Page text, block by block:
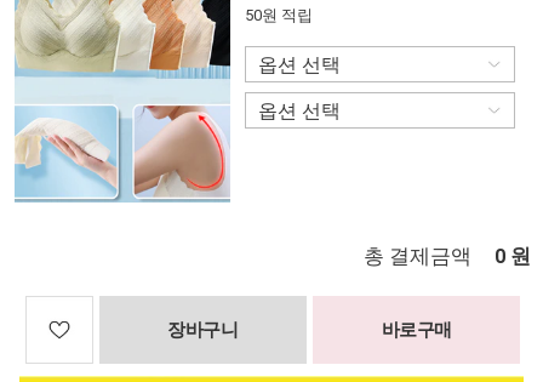
50원 적립
총 결제금액 0 원
장바구니 바로구매